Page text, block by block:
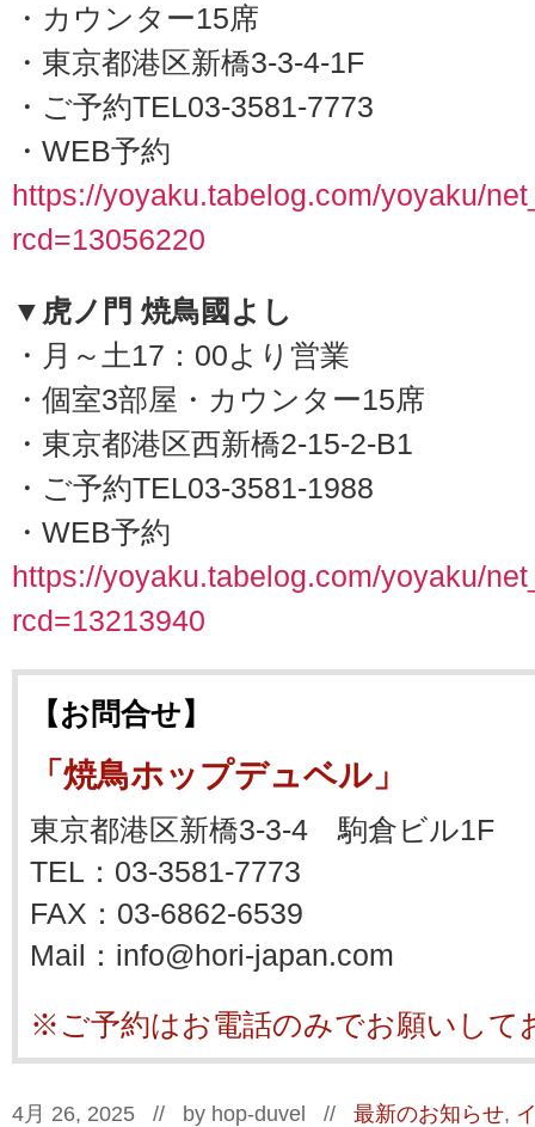
・カウンター15席
・東京都港区新橋3-3-4-1F
・ご予約TEL03-3581-7773
・WEB予約
https://yoyaku.tabelog.com/yoyaku/
rcd=13056220
▼虎ノ門 焼鳥國よし
・月～土17：00より営業
・個室3部屋・カウンター15席
・東京都港区西新橋2-15-2-B1
・ご予約TEL03-3581-1988
・WEB予約
https://yoyaku.tabelog.com/yoyaku/
rcd=13213940
【お問合せ】
「焼鳥ホップデュベル」
東京都港区新橋3-3-4 駒倉ビル1F
TEL：03-3581-7773
FAX：03-6862-6539
Mail：info@hori-japan.com
※ご予約はお電話のみでお願いして
4月 26, 2025 // by hop-duvel // 最新のお知らせ,